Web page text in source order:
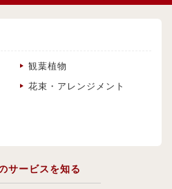
観葉植物
花束・アレンジメント
サービスを知る